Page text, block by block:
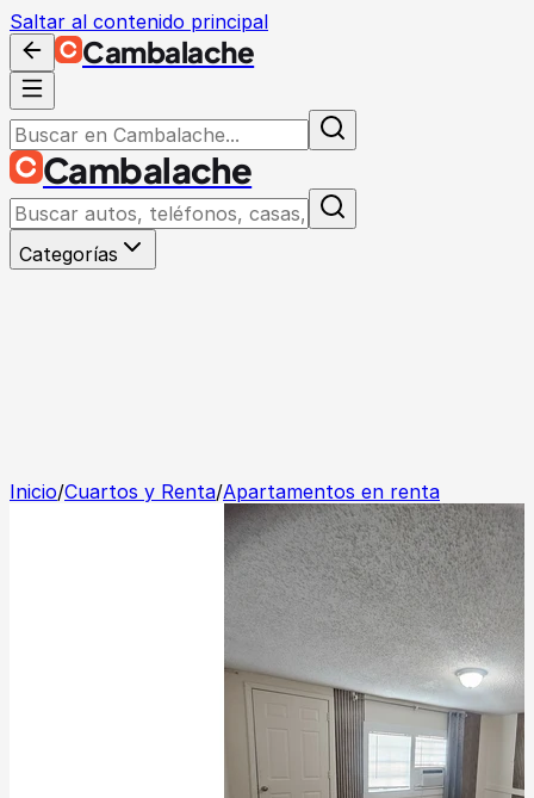
Saltar al contenido principal
Cambalache
Cambalache
Categorías
Inicio/Cuartos y Renta/Apartamentos en renta